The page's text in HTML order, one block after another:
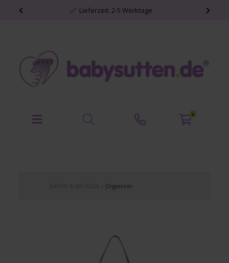
Lieferzeit: 2-5 Werktage
0
BADEN & WICKELN Organizer